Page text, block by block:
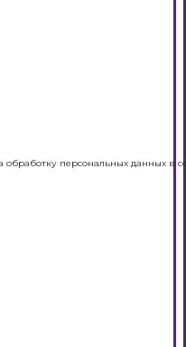
персональных данных в